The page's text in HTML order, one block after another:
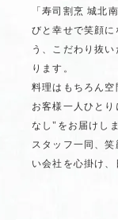
「寿司割烹 城北
びと幸せで笑顔に
う、こだわり抜
ります。
料理はもちろん空
お客様一人ひと
なし"をお届けしま
スタッフ一同、笑
い会社を心掛け、